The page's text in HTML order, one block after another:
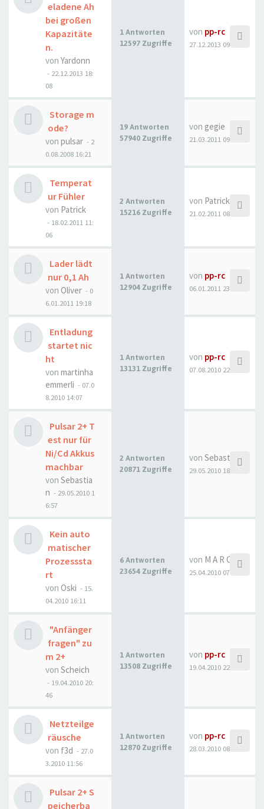
eladene Ah
bei großen
Kapazitäte
n.
von Yardonn
- 22.12.2013 18:
08
1 Antworten
12597 Zugriffe
von pp-rc
27.12.2013 09:48
Storage m
ode?
von pulsar - 2
0.08.2008 16:21
19 Antworten
57940 Zugriffe
von gegie
21.03.2011 09:07
Temperat
ur Fühler
von Patrick
- 18.02.2011 11:
06
2 Antworten
15216 Zugriffe
von Patrick
21.02.2011 08:47
Lader lädt
nur 0,1 Ah
von Oliver - 0
6.01.2011 19:18
1 Antworten
12904 Zugriffe
von pp-rc
06.01.2011 23:54
Entladung
startet nic
ht
von martinha
emmerli - 07.0
8.2010 14:07
1 Antworten
13131 Zugriffe
von pp-rc
07.08.2010 22:50
Pulsar 2+ T
est nur für
Ni/Cd Akkus
machbar
von Sebastia
n - 29.05.2010 1
6:57
2 Antworten
20871 Zugriffe
von Sebastian
29.05.2010 18:15
Kein auto
matischer
Prozesssta
rt
von Oski - 15.
04.2010 16:11
6 Antworten
23654 Zugriffe
von M A R C U S
25.04.2010 07:23
"Anfänger
fragen" zu
m 2+
von Scheich
- 19.04.2010 20:
46
1 Antworten
13508 Zugriffe
von pp-rc
19.04.2010 22:24
Netzteilge
räusche
von f3d - 27.0
3.2010 11:56
1 Antworten
12870 Zugriffe
von pp-rc
28.03.2010 08:59
Pulsar 2+ S
peicherba